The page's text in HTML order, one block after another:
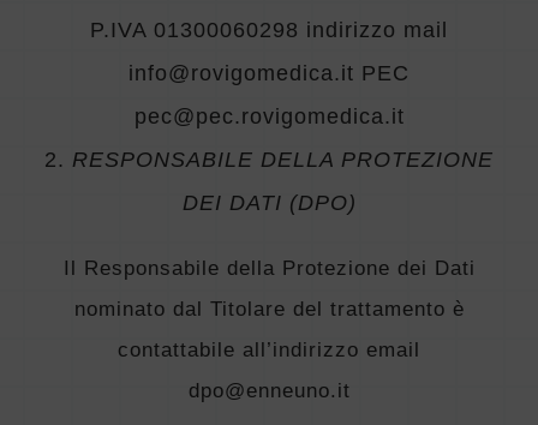
P.IVA 01300060298 indirizzo mail
info@rovigomedica.it PEC
pec@pec.rovigomedica.it
2. RESPONSABILE DELLA PROTEZIONE
DEI DATI (DPO)
Il Responsabile della Protezione dei Dati
nominato dal Titolare del trattamento è
contattabile all’indirizzo email
dpo@enneuno.it